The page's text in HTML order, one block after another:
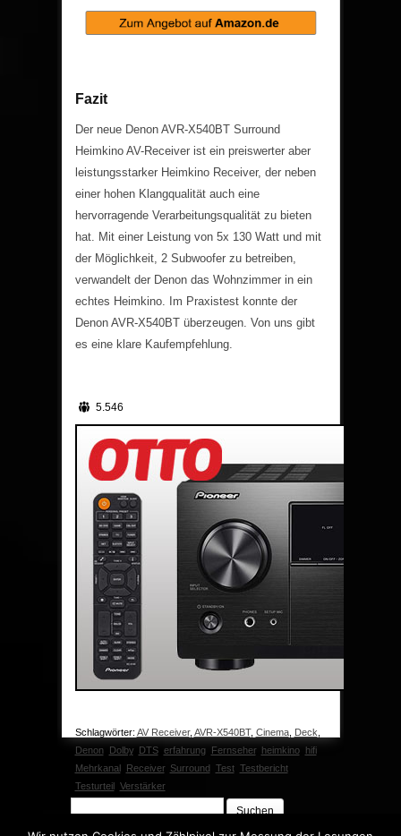
Fazit
Der neue Denon AVR-X540BT Surround
Heimkino AV-Receiver ist ein preiswerter aber
leistungsstarker Heimkino Receiver, der neben
einer hohen Klangqualität auch eine
hervorragende Verarbeitungsqualität zu bieten
hat. Mit einer Leistung von 5x 130 Watt und mit
der Möglichkeit, 2 Subwoofer zu betreiben,
verwandelt der Denon das Wohnzimmer in ein
echtes Heimkino. Im Praxistest konnte der
Denon AVR-X540BT überzeugen. Von uns gibt
es eine klare Kaufempfehlung.
5.546
Schlagwörter: AV Receiver, AVR-X540BT, Cinema, Deck
Denon
Dolby, DTS, erfahrung Fernseher, heimkino, hifi,
Mehrkanal, Receiver, Surround Test, Testbericht,
Testurteil, Verstärker